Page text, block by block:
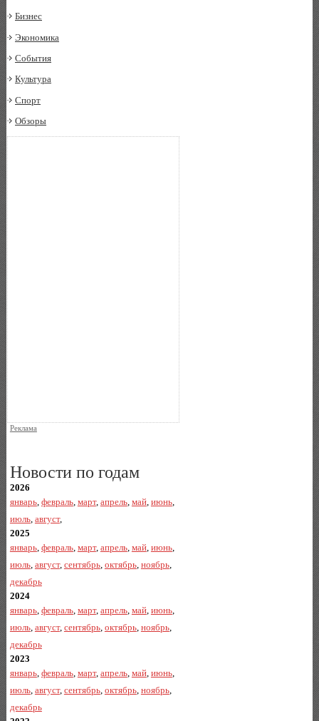
Бизнес
Экономика
События
Культура
Спорт
Обзоры
Реклама
Новости по годам
2026
январь, февраль, март, апрель, май, июнь,
июль, август,
2025
январь, февраль, март, апрель, май, июнь,
июль, август, сентябрь, октябрь, ноябрь,
декабрь
2024
январь, февраль, март, апрель, май, июнь,
июль, август, сентябрь, октябрь, ноябрь,
декабрь
2023
январь, февраль, март, апрель, май, июнь,
июль, август, сентябрь, октябрь, ноябрь,
декабрь